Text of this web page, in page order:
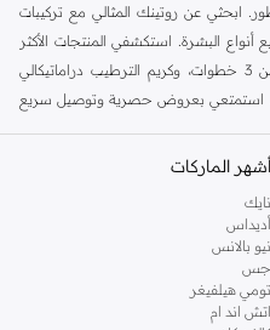
ابحثي عن روتينك المثالي مع تركيبات
البشرة. استكشفي المنتجات الأكثر
مبيعًا مثل نظام العناية بالبشرة المكون من 3 خطوات، وكريم الترطيب دراماتيكالي
استمتعي بعروض حصرية وتوصيل سريع
بكِ مع مجموعات كلينيك الأيقونية. من
كل منتج مصمم لتقديم نتائج مرئية.
أشهر الماركات
نايك
أديداس
نيو بالانس
جس
تومي هيلفيغر
اتش اند ام